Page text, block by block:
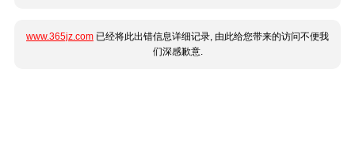
www.365jz.com 已经将此出错信息详细记录, 由此给您带来的访问不便我
们深感歉意.